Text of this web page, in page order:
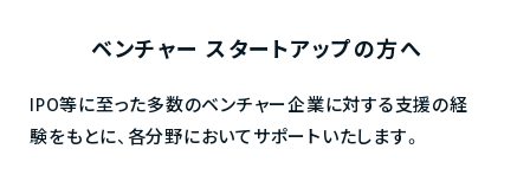
ベンチャー スタートアップの方へ
IPO等に至った多数のベンチャー企業に対する支援の経
験をもとに、各分野においてサポートいたします。